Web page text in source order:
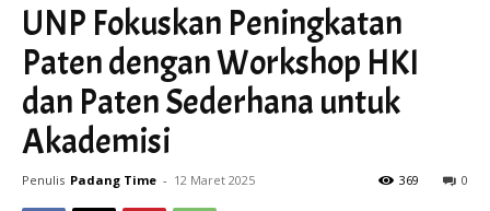
UNP Fokuskan Peningkatan
Paten dengan Workshop HKI
dan Paten Sederhana untuk
Akademisi
Penulis Padang Time - 12 Maret 2025 0
369